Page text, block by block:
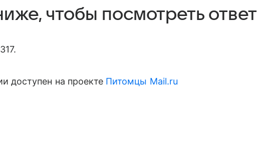
чтобы посмотреть ответ
317.
доступен на проекте Питомцы Mail.ru